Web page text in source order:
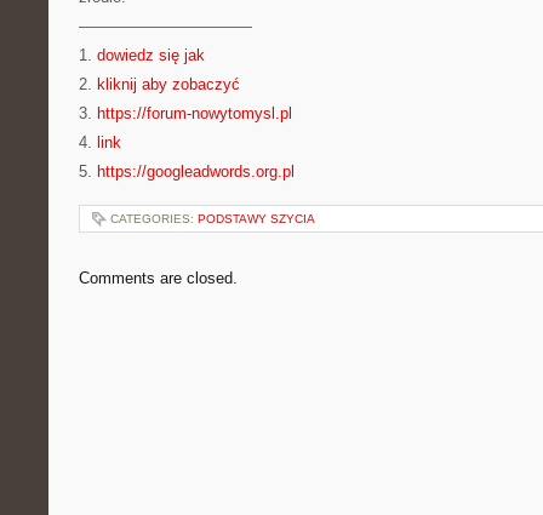
———————————
1. dowiedz się jak
2. kliknij aby zobaczyć
3. https://forum-nowytomysl.pl
4. link
5. https://googleadwords.org.pl
CATEGORIES: PODSTAWY SZYCIA
Comments are closed.